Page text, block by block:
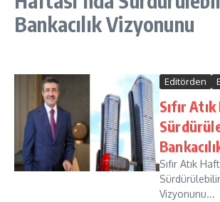
Bankacılık Vizyonunu
Editörden
Sıfır
Sıfır Atık
Sürdürülebilir
Vizyonunu...